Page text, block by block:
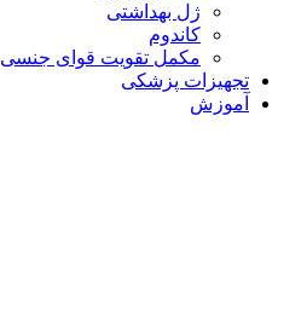
ژل بهداشتی
کاندوم
مکمل تقویت قوای جنسی
تجهیزات پزشکی
آموزش